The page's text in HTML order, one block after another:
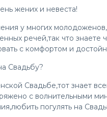
жених и невеста!
у многих
речей,так что знаете
с комфортом и
Свадьбу?
Свадьбе,тот знает
с волнительными
погулять на